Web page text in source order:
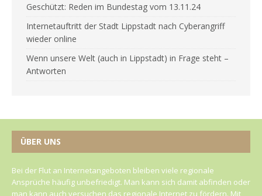
Geschützt: Reden im Bundestag vom 13.11.24
Internetauftritt der Stadt Lippstadt nach Cyberangriff
wieder online
Wenn unsere Welt (auch in Lippstadt) in Frage steht –
Antworten
ÜBER UNS
Bei der Flut an Internetangeboten bleiben viele regionale
Ansprüche häufig unbefriedigt. Man kann sich damit abfinden oder
man kann auch versuchen das regionale Internet zu fördern. Mit